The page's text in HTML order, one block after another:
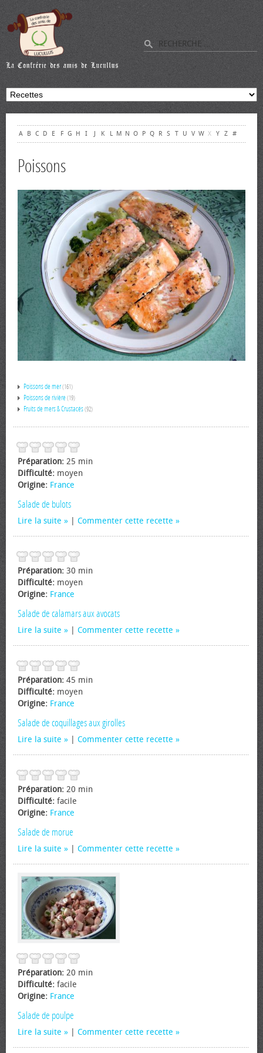
A B C D E F G H I J K L M N O P Q R S T U V W X Y Z #
Poissons
Poissons de mer(161)
Poissons de rivière(19)
Fruits de mers & Crustacés(92)
Préparation: 25 min
Difficulté: moyen
Origine: France
Salade de bulots
Lire la suite Commenter cette recette
Préparation: 30 min
Difficulté: moyen
Origine: France
Salade de calamars aux avocats
Lire la suite Commenter cette recette
Préparation: 45 min
Difficulté: moyen
Origine: France
Salade de coquillages aux girolles
Lire la suite Commenter cette recette
Préparation: 20 min
Difficulté: facile
Origine: France
Salade de morue
Lire la suite Commenter cette recette
Préparation: 20 min
Difficulté: facile
Origine: France
Salade de poulpe
Lire la suite Commenter cette recette